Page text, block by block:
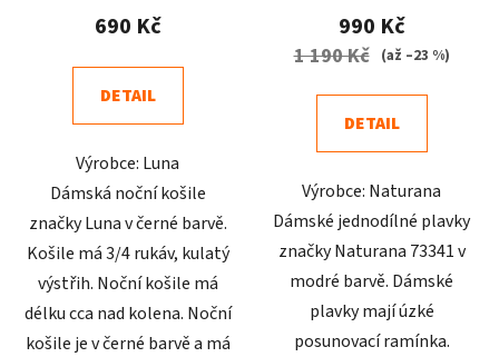
produktu
5,0
z
hvězdiček.
690 Kč
DETAIL
Výrobce: Luna
Dámská noční košile
značky Luna v černé barvě.
Košile má 3/4 rukáv, kulatý
výstřih. Noční košile má
délku cca nad kolena. Noční
košile je v černé barvě a má
produktu
je
z
5
990 Kč
1 190 Kč (až –23 %)
DETAIL
Výrobce: Naturana
Dámské jednodílné plavky
značky Naturana 73341 v
modré barvě. Dámské
plavky mají úzké
posunovací ramínka.